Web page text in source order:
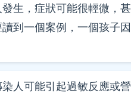
生，症狀可能很輕微，
到一個案例，一個孩子
人可能引起過敏反應或